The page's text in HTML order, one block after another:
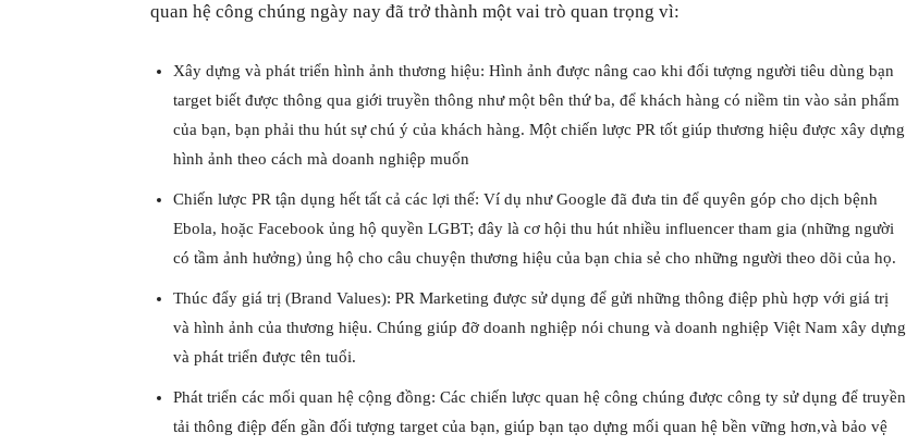
quan hệ công chúng ngày nay đã trở thành một vai trò quan trọng vì:
Xây dựng và phát triển hình ảnh thương hiệu: Hình ảnh được nâng cao khi đối tượng người tiêu dùng bạn
target biết được thông qua giới truyền thông như một bên thứ ba, để khách hàng có niềm tin vào sản phẩm
của bạn, bạn phải thu hút sự chú ý của khách hàng. Một chiến lược PR tốt giúp thương hiệu được xây dựng
hình ảnh theo cách mà doanh nghiệp muốn
Chiến lược PR tận dụng hết tất cả các lợi thế: Ví dụ như Google đã đưa tin để quyên góp cho dịch bệnh
Ebola, hoặc Facebook ủng hộ quyền LGBT; đây là cơ hội thu hút nhiều influencer tham gia (những người
có tầm ảnh hưởng) ủng hộ cho câu chuyện thương hiệu của bạn chia sẻ cho những người theo dõi của họ.
Thúc đẩy giá trị (Brand Values): PR Marketing được sử dụng để gửi những thông điệp phù hợp với giá trị
và hình ảnh của thương hiệu. Chúng giúp đỡ doanh nghiệp nói chung và doanh nghiệp Việt Nam xây dựng
và phát triển được tên tuổi.
Phát triển các mối quan hệ cộng đồng: Các chiến lược quan hệ công chúng được công ty sử dụng để truyền
tải thông điệp đến gần đối tượng target của bạn, giúp bạn tạo dựng mối quan hệ bền vững hơn,và bảo vệ